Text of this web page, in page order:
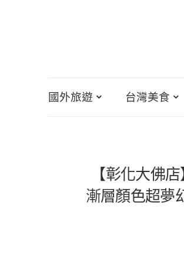
國外旅遊 台灣美食
【彰化大佛
漸層顏色超夢